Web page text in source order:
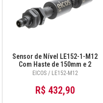
Sensor de Nível LE152-1-M12
Com Haste de 150mm e 2
Pontos de Detecção
EICOS / LE152-M12
R$ 432,90